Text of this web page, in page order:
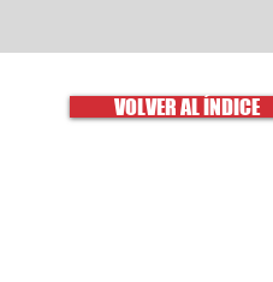
VOLVER AL ÍNDICE